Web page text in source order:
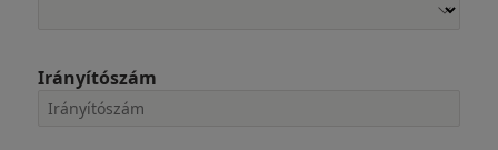
Irányítószám